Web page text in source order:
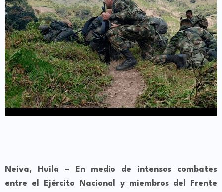
Neiva, Huila – En medio de intensos combates
entre el Ejército Nacional y miembros del Frente